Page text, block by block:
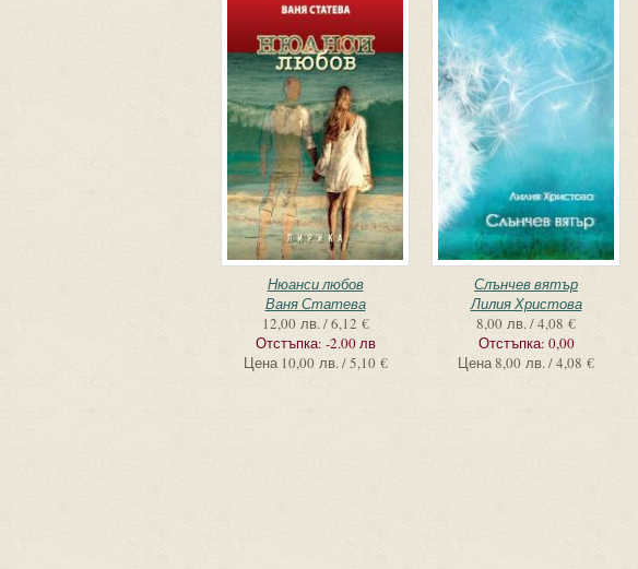
Нюанси любов
Ваня Статева
12,00 лв. / 6,12 €
Отстъпка: -2.00 лв
Цена 10,00 лв. / 5,10 €
Слънчев вятър
Лилия Христова
8,00 лв. / 4,08 €
Отстъпка: 0,00
Цена8,00 лв. / 4,08 €